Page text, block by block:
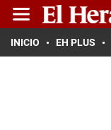
INICIO EH PLUS